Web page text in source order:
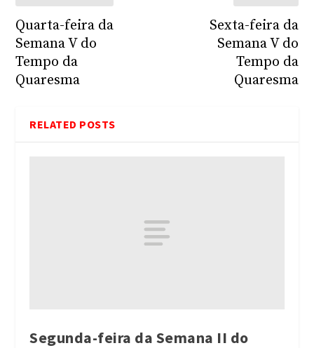
Quarta-feira da
Semana V do
Tempo da
Quaresma
Sexta-feira da
Semana V do
Tempo da
Quaresma
RELATED POSTS
Segunda-feira da Semana II do